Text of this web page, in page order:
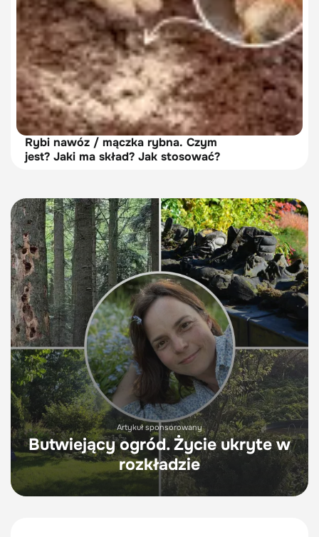
Rybi nawóz / mączka rybna. Czym
jest? Jaki ma skład? Jak stosować?
Artykuł sponsorowany
Butwiejący ogród. Życie ukryte w
rozkładzie